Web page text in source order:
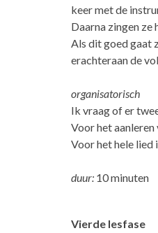
keer met de
Daarna zingen ze
Als dit goed gaat
erachteraan de
organisatorisch
Ik vraag of er
Voor het
Voor het hele lied
duur: 10 minuten
Vierde lesfase